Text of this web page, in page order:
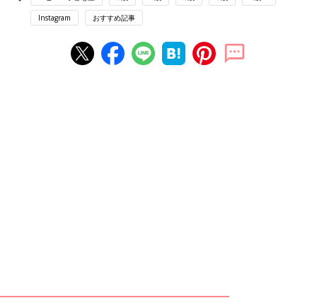
Instagram おすすめ記事